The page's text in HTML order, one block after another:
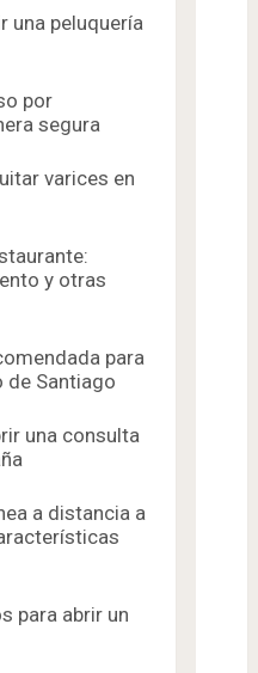
una peluquería
por
segura
varices en
y otras
para
de Santiago
una consulta
a distancia a
para abrir un